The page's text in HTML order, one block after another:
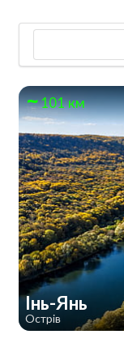
101 км
Інь-Янь
Острів